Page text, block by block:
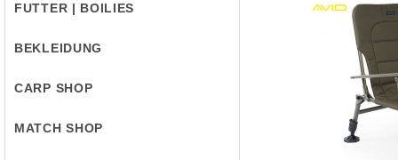
FUTTER | BOILIES
BEKLEIDUNG
CARP SHOP
MATCH SHOP